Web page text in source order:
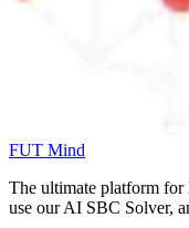
FUT Mind
The ultimate platform for
use our AI SBC Solver,